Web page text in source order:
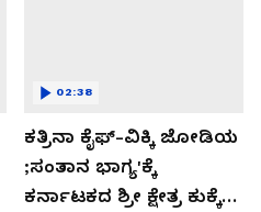
ಕತ್ರಿನಾ ಕೈಫ್-ವಿಕ್ಕಿ ಜೋಡಿಯ
;ಸಂತಾನ ಭಾಗ್ಯ'ಕ್ಕೆ
ಕರ್ನಾಟಕದ ಶ್ರೀ ಕ್ಷೇತ್ರ ಕುಕ್ಕೆ
02:38